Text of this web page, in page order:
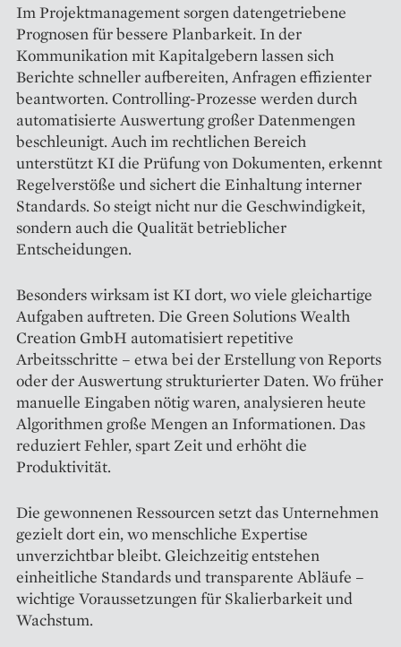
Im Projektmanagement sorgen datengetriebene
Prognosen für bessere Planbarkeit. In der
Kommunikation mit Kapitalgebern lassen sich
Berichte schneller aufbereiten, Anfragen effizienter
beantworten. Controlling-Prozesse werden durch
automatisierte Auswertung großer Datenmengen
beschleunigt. Auch im rechtlichen Bereich
unterstützt KI die Prüfung von Dokumenten, erkennt
Regelverstöße und sichert die Einhaltung interner
Standards. So steigt nicht nur die Geschwindigkeit,
sondern auch die Qualität betrieblicher
Entscheidungen.
Besonders wirksam ist KI dort, wo viele gleichartige
Aufgaben auftreten. Die Green Solutions Wealth
Creation GmbH automatisiert repetitive
Arbeitsschritte – etwa bei der Erstellung von Reports
oder der Auswertung strukturierter Daten. Wo früher
manuelle Eingaben nötig waren, analysieren heute
Algorithmen große Mengen an Informationen. Das
reduziert Fehler, spart Zeit und erhöht die
Produktivität.
Die gewonnenen Ressourcen setzt das Unternehmen
gezielt dort ein, wo menschliche Expertise
unverzichtbar bleibt. Gleichzeitig entstehen
einheitliche Standards und transparente Abläufe –
wichtige Voraussetzungen für Skalierbarkeit und
Wachstum.